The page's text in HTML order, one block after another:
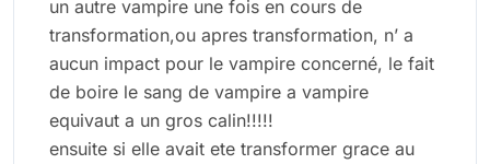
un autre vampire une fois en cours de
transformation,ou apres transformation, n’ a
aucun impact pour le vampire concerné, le fait
de boire le sang de vampire a vampire
equivaut a un gros calin!!!!!
ensuite si elle avait ete transformer grace au